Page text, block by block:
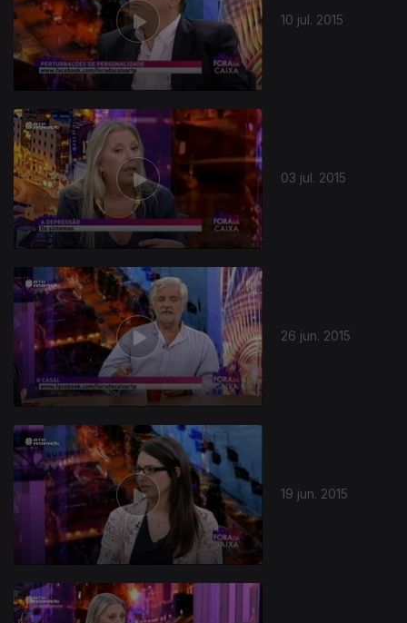
10 jul. 2015
03 jul. 2015
26 jun. 2015
19 jun. 2015